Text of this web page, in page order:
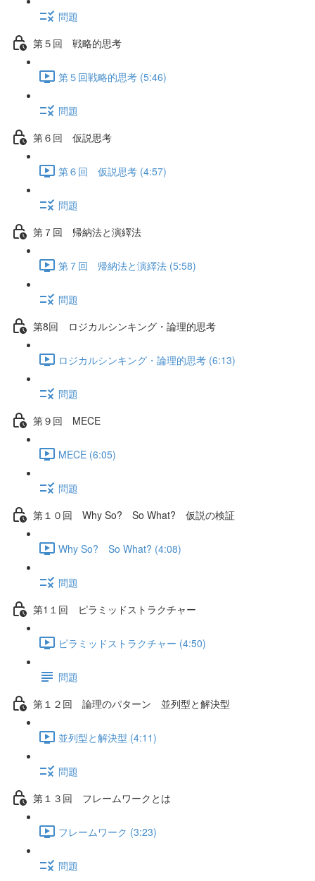
問題
第５回 戦略的思考
第５回戦略的思考 (5:46)
問題
第６回 仮説思考
第６回 仮説思考 (4:57)
問題
第７回 帰納法と演繹法
第７回 帰納法と演繹法 (5:58)
問題
第8回 ロジカルシンキング・論理的思考
ロジカルシンキング・論理的思考 (6:13)
問題
第９回 MECE
MECE (6:05)
問題
第１０回 Why So? So What? 仮説の検証
Why So? So What? (4:08)
問題
第1１回 ピラミッドストラクチャー
ピラミッドストラクチャー (4:50)
問題
第１２回 論理のパターン 並列型と解決型
並列型と解決型 (4:11)
問題
第１３回 フレームワークとは
フレームワーク (3:23)
問題